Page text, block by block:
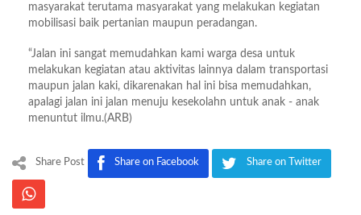
masyarakat terutama masyarakat yang melakukan kegiatan
mobilisasi baik pertanian maupun peradangan.
“Jalan ini sangat memudahkan kami warga desa untuk
melakukan kegiatan atau aktivitas lainnya dalam transportasi
maupun jalan kaki, dikarenakan hal ini bisa memudahkan,
apalagi jalan ini jalan menuju kesekolahn untuk anak - anak
menuntut ilmu.(ARB)
Share Post Share on Facebook Share on Twitter